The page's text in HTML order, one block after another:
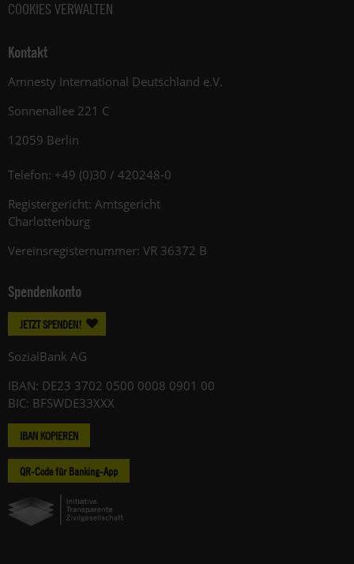
COOKIES VERWALTEN
Kontakt
Amnesty International Deutschland e.V.
Sonnenallee 221 C
12059 Berlin
Telefon: +49 (0)30 / 420248-0
Registergericht: Amtsgericht
Charlottenburg
Vereinsregisternummer: VR 36372 B
Spendenkonto
JETZT SPENDEN!
SozialBank AG
IBAN: DE23 3702 0500 0008 0901 00
BIC: BFSWDE33XXX
IBAN KOPIEREN
QR-Code für Banking-App